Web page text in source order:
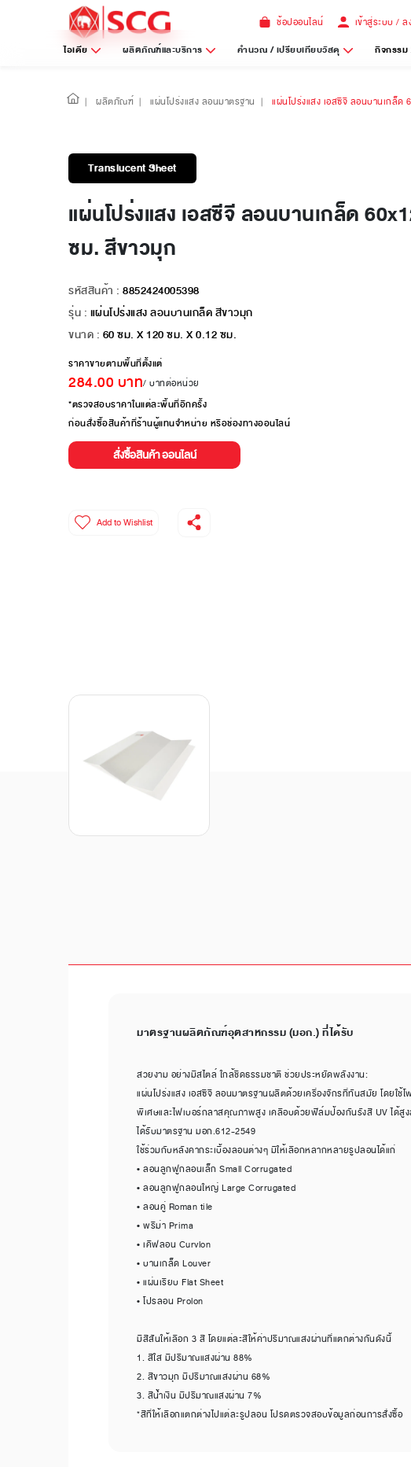
ช้อปออนไลน์ เข้าสู่ระบบ / ล
ไอเดีย ผลิตภัณฑ์และบริการ คำนวณ / เปรียบเทียบวัสดุ กิจกรรม
| ผลิตภัณฑ์ | แผ่นโปร่งแสง ลอนมาตรฐาน | แผ่นโปร่งแสง เอสซีจี ลอนบานเกล็ด
Translucent Sheet
แผ่นโปร่งแสง เอสซีจี ลอนบานเกล็ด
ซม. สีขาวมุก
รหัสสินค้า : 8852424005398
รุ่น : แผ่นโปร่งแสง ลอนบานเกล็ด สีขาวมุก
ขนาด : 60 ซม. X 120 ซม. X 0.12 ซม.
ราคาขายตามพื้นที่ตั้งแต่
284.00 บาท/ บาทต่อหน่วย
*ตรวจสอบราคาในแต่ละพื้นที่อีกครั้ง
ก่อนสั่งซื้อสินค้าที่ร้านผู้แทนจำหน่าย หรือช่องทางออนไลน์
สั่งซื้อสินค้า ออนไลน์
Add to Wishlist
มาตรฐานผลิตภัณฑ์อุตสาหกรรม (มอก.) ที่ได้รับ
สวยงาม อย่างมีสไตล์ ใกล้ชิดธรรมชาติ ช่วยประหยัดพลังงาน:
แผ่นโปร่งแสง เอสซีจี ลอนมาตรฐานผลิตด้วยเครื่องจักรที่ทันสมัย โดยใช้โ
พิเศษและไฟเบอร์กลาสคุณภาพสูง เคลือบด้วยฟิล์มป้องกันรังสี UV ได้สู
ได้รับมาตรฐาน มอก.612-2549
ใช้ร่วมกับหลังคากระเบื้องลอนต่างๆ มีให้เลือกหลากหลายรูปลอนได้แก่
• ลอนลูกฟูกลอนเล็ก Small Corrugated
• ลอนลูกฟูกลอนใหญ่ Large Corrugated
• ลอนคู่ Roman tile
• พรีม่า Prima
• เคิฟลอน Curvlon
• บานเกล็ด Louver
• แผ่นเรียบ Flat Sheet
• โปรลอน Prolon
มีสีสันให้เลือก 3 สี โดยแต่ละสีให้ค่าปริมาณแสงผ่านที่แตกต่างกันดังนี้
1. สีใส มีปริมาณแสงผ่าน 88%
2. สีขาวมุก มีปริมาณแสงผ่าน 68%
3. สีน้ำเงิน มีปริมาณแสงผ่าน 7%
*สีที่ให้เลือกแตกต่างไปแต่ละรูปลอน โปรดตรวจสอบข้อมูลก่อนการสั่งซื้อ